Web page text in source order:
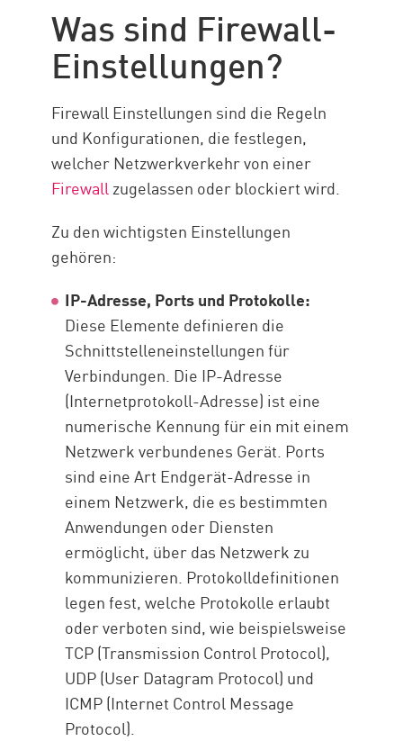
So überprüfen Sie die Firewall-
Einstellungen
Firewall-Einstellungen
konfigurieren
Architektur von Firewall-Zonen
BEST PRACTICES
Erweiterte Firewall-
Konfigurationen
Firewall-Konfiguration mit
Ressourcen
Was sind Firewall-
Einstellungen?
Firewall Einstellungen sind die Regeln
und Konfigurationen, die festlegen,
welcher Netzwerkverkehr von einer
Firewallzugelassen oder blockiert wird.
Zu den wichtigsten Einstellungen
gehören:
IP-Adresse, Ports und Protokolle:
Diese Elemente definieren die
Schnittstelleneinstellungen für
Verbindungen. Die IP-Adresse
(Internetprotokoll-Adresse) ist eine
numerische Kennung für ein mit einem
Netzwerk verbundenes Gerät. Ports
sind eine Art Endgerät-Adresse in
einem Netzwerk, die es bestimmten
Anwendungen oder Diensten
ermöglicht, über das Netzwerk zu
kommunizieren. Protokolldefinitionen
legen fest, welche Protokolle erlaubt
oder verboten sind, wie beispielsweise
TCP (Transmission Control Protocol),
UDP (User Datagram Protocol) und
ICMP (Internet Control Message
Protocol).